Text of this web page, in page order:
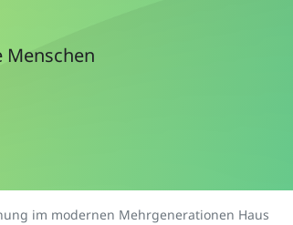
im modernen Mehrgenerationen Haus